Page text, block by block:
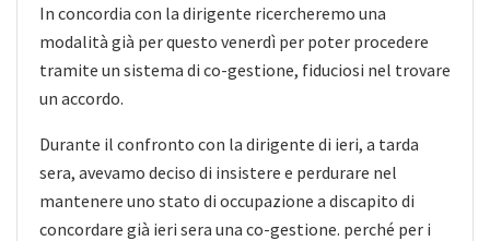
In concordia con la dirigente ricercheremo una
modalità già per questo venerdì per poter procedere
tramite un sistema di co-gestione, fiduciosi nel trovare
un accordo.
Durante il confronto con la dirigente di ieri, a tarda
sera, avevamo deciso di insistere e perdurare nel
mantenere uno stato di occupazione a discapito di
concordare già ieri sera una co-gestione. perché per i